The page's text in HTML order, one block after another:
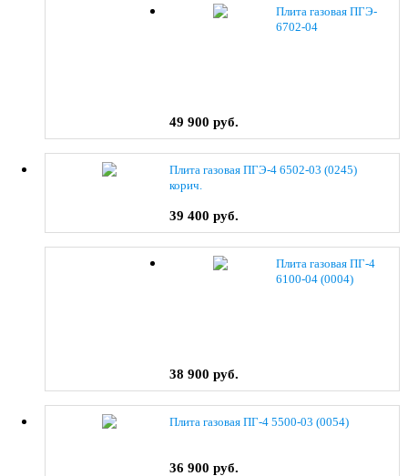
Плита газовая ПГЭ-
6702-04
49 900 руб.
Плита газовая ПГЭ-4 6502-03 (0245)
корич.
39 400 руб.
Плита газовая ПГ-4
6100-04 (0004)
38 900 руб.
Плита газовая ПГ-4 5500-03 (0054)
36 900 руб.